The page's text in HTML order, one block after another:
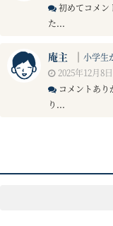
初めてコメン
た...
庵主 ｜ 小学生
2025年12月8日
コメントあ
り...